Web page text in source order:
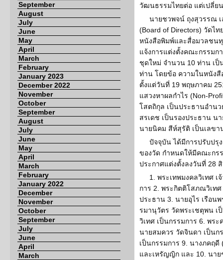
September
August
July
June
May
April
March
February
January 2023
December 2022
November
October
September
August
July
June
May
April
March
February
January 2022
December
November
October
September
July
June
April
March
วัฒนธรรมไทยต่อ แต่เปลี่ย
นายชวพจน์ ถุงสุวรรณ
(Board of Directors) วัดไ
หนังสือพิมพ์และสื่อมวลชน
แจ้งการแต่งตั้งคณะกรรมก
ชุดใหม่ จำนวน 10 ท่าน เป็
ท่าน โดยข้อ ความในหนังสื
ตั้งแต่วันที่ 19 พฤษภาคม
แสวงหาผลกำไร (Non-
โสตถิกุล เป็นประธานอำน
สรเดช เป็นรองประธาน น
นายนิคม สีห์สุรัติ เป็นเลขา
ปัจจุบัน ได้มีการปรับปรุ
ของวัด กำหนดให้มีคณะกร
ประกาศแต่งตั้งลงวันที่ 28
1. พระเทพมงคลวิเทศ
การ 2. พระกิตติโสภณวิเทศ
ประธาน 3. นายอุไร เรือน
รมานุวัตร วัดพระเชตุพน เ
วิเทศ เป็นกรรมการ 6. พร
นายสมควร วัดจินดา เป็น
เป็นกรรมการ 9. นางภคฤดี
และเหรัญญิก และ 10. นา